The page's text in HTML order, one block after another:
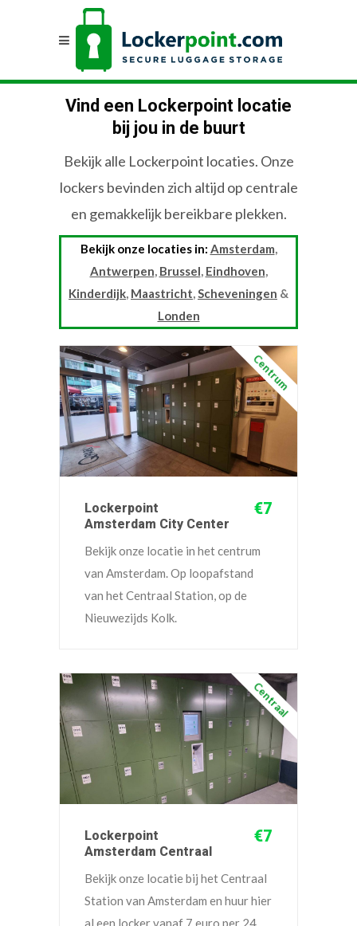
Vind een Lockerpoint locatie
bij jou in de buurt
Bekijk alle Lockerpoint locaties. Onze
lockers bevinden zich altijd op centrale
en gemakkelijk bereikbare plekken.
Bekijk onze locaties in: Amsterdam,
Antwerpen, Brussel, Eindhoven,
Kinderdijk, Maastricht,Scheveningen &
Londen
Centrum
Lockerpoint
Amsterdam City Center
€7
Bekijk onze locatie in het centrum
van Amsterdam. Op loopafstand
van het Centraal Station, op de
Nieuwezijds Kolk.
Centraal
Lockerpoint
Amsterdam Centraal
€7
Bekijk onze locatie bij het Centraal
Station van Amsterdam en huur hier
al een locker vanaf 7 euro per 24